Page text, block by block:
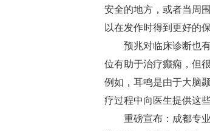
安全的地方，或者当周
以在发作时得到更好的保
预兆对临床诊断也
位有助于治疗癫痫，但
例如，耳鸣是由于大脑
疗过程中向医生提供这
重磅宣布：成都专